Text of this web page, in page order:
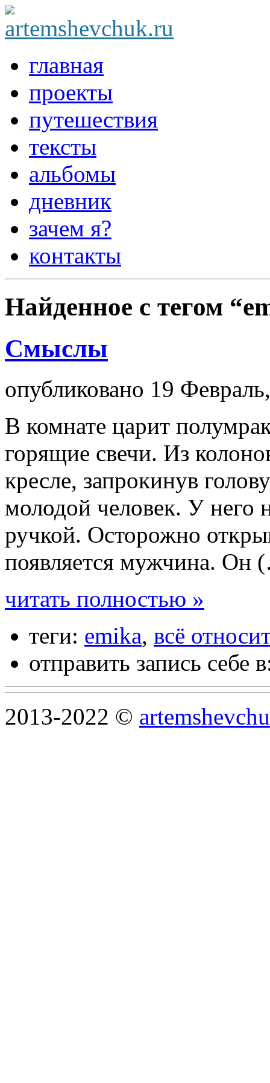
главная
проекты
путешествия
тексты
альбомы
дневник
зачем я?
контакты
Найденное с тегом
Смыслы
опубликовано 19
В комнате царит
горящие свечи. Из
кресле, запрокинув
молодой человек. У него
ручкой. Осторожно
появляется мужчина. Он
читать полностью »
теги: emika, всё
отправить запись себе
2013-2022 ©